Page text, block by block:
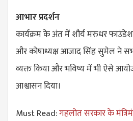
आभार प्रदर्शन
कार्यक्रम के अंत में शौर्य मरुधर
और कोषाध्यक्ष आजाद सिंह सुमेल ने
व्यक्त किया और भविष्य में भी ऐसे
आश्वासन दिया।
Must Read:गहलोत सरकार के